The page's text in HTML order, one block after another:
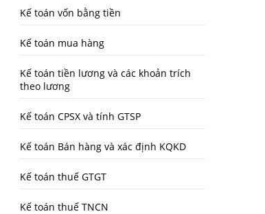
Kế toán vốn bằng tiền
Kế toán mua hàng
Kế toán tiền lương và các khoản trích
theo lương
Kế toán CPSX và tính GTSP
Kế toán Bán hàng và xác định KQKD
Kế toán thuế GTGT
Kế toán thuế TNCN